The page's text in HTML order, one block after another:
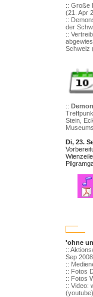
:: Große
(21. Apr
::
der
::
Schweiz
::
Stein,
Di, 23.
'ohne
::
Sep 2008
::
:: Fotos
:: Fotos
:: Video:
(youtube)